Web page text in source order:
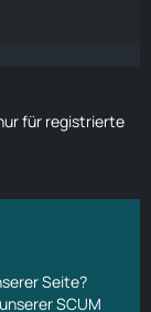
für registrierte
Seite?
SCUM